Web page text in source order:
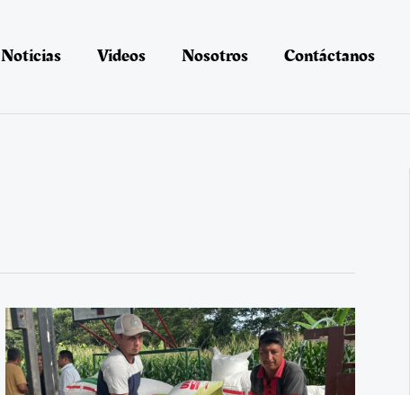
Noticias Videos Nosotros Contáctanos